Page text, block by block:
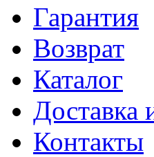
Гарантия
Возврат
Каталог
Доставка
Контакты